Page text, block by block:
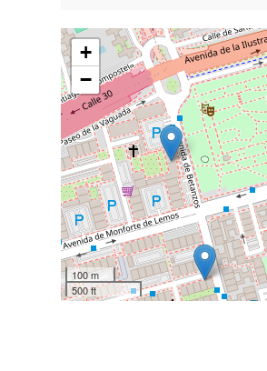
+
−
100 m
500 ft